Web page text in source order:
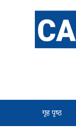
गृह पृष्ठ